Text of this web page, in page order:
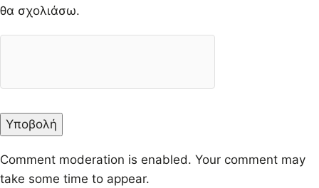
θα σχολιάσω.
Comment moderation is enabled. Your comment may
take some time to appear.